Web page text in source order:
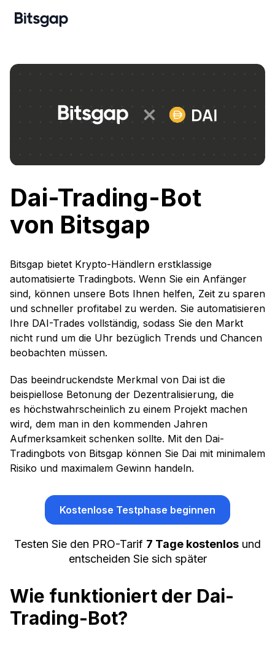
Dai-Trading-Bot
von Bitsgap
Bitsgap bietet Krypto-Händlern erstklassige
automatisierte Tradingbots. Wenn Sie ein Anfänger
sind, können unsere Bots Ihnen helfen, Zeit zu sparen
und schneller profitabel zu werden. Sie automatisieren
Ihre DAI-Trades vollständig, sodass Sie den Markt
nicht rund um die Uhr bezüglich Trends und Chancen
beobachten müssen.
Das beeindruckendste Merkmal von Dai ist die
beispiellose Betonung der Dezentralisierung, die
es höchstwahrscheinlich zu einem Projekt machen
wird, dem man in den kommenden Jahren
Aufmerksamkeit schenken sollte. Mit den Dai-
Tradingbots von Bitsgap können Sie Dai mit minimalem
Risiko und maximalem Gewinn handeln.
Kostenlose Testphase beginnen
Testen Sie den PRO-Tarif 7 Tage kostenlos und
entscheiden Sie sich später
Wie funktioniert der Dai-
Trading-Bot?